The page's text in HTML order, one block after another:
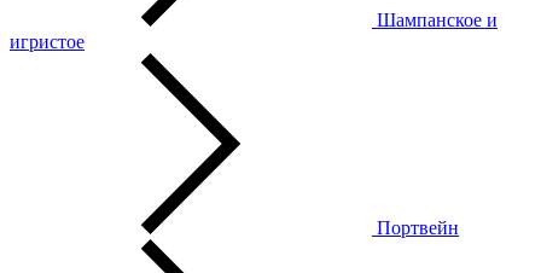
Шампанское и
игристое
Портвейн